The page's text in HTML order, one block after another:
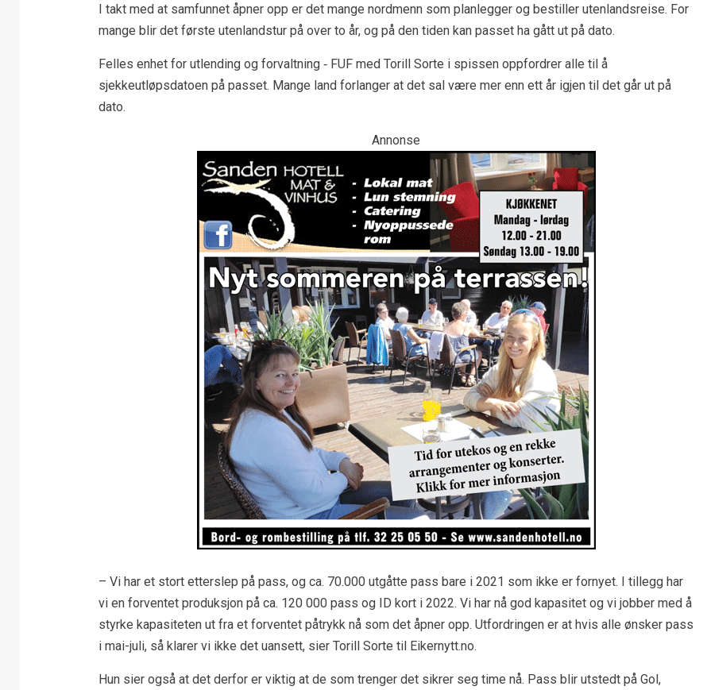
I takt med at samfunnet åpner opp er det mange nordmenn som planlegger og bestiller utenlandsreise. For
mange blir det første utenlandstur på over to år, og på den tiden kan passet ha gått ut på dato.
Felles enhet for utlending og forvaltning ‐ FUF med Torill Sorte i spissen oppfordrer alle til å
sjekkeutløpsdatoen på passet. Mange land forlanger at det sal være mer enn ett år igjen til det går ut på
dato.
Annonse
– Vi har et stort etterslep på pass, og ca. 70.000 utgåtte pass bare i 2021 som ikke er fornyet. I tillegg har
vi en forventet produksjon på ca. 120 000 pass og ID kort i 2022. Vi har nå god kapasitet og vi jobber med å
styrke kapasiteten ut fra et forventet påtrykk nå som det åpner opp. Utfordringen er at hvis alle ønsker pass
i mai-juli, så klarer vi ikke det uansett, sier Torill Sorte til Eikernytt.no.
Hun sier også at det derfor er viktig at de som trenger det sikrer seg time nå. Pass blir utstedt på Gol,